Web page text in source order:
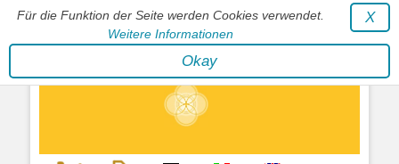
Für die Funktion der Seite werden Cookies verwendet.
Weitere Informationen
X
Okay
Stephan Wunderlich Verlag
Literatur zur Förderung der Gestaltfähigkeit des Lebens